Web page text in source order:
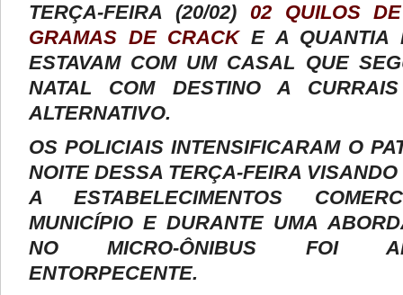
TERÇA-FEIRA (20/02) 02 QUILOS
GRAMAS DE CRACKE A QUANTIA
ESTAVAM COM UM CASAL QUE
NATAL COM DESTINO A
ALTERNATIVO.
OS POLICIAIS INTENSIFICARAM O
NOITE DESSA TERÇA-FEIRA
A ESTABELECIMENTOS
MUNICÍPIO E DURANTE UMA
NO MICRO-ÔNIBUS FOI
ENTORPECENTE.